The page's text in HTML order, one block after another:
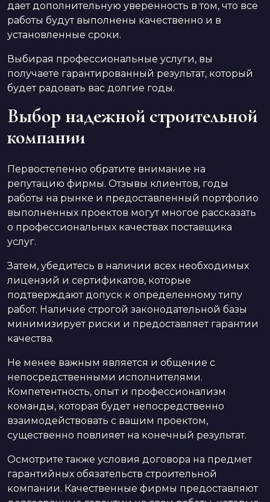
дает дополнительную уверенность в том, что все
работы будут выполнены качественно и в
установленные сроки.
Выбирая профессиональные услуги, вы
получаете гарантированный результат, который
будет радовать вас долгие годы.
Выбор надежной строительной
компании
Первостепенно обратите внимание на
репутацию фирмы. Отзывы клиентов, годы
работы на рынке и предоставленный портфолио
выполненных проектов могут многое рассказать
о профессиональных качествах поставщика
услуг.
Затем, убедитесь в наличии всех необходимых
лицензий и сертификатов, которые
подтверждают допуск к определенному типу
работ. Наличие строгой законодательной базы
минимизирует риски и предоставляет гарантии
качества.
Не менее важным является и общение с
непосредственными исполнителями.
Компетентность, опыт и профессионализм
команды, которая будет непосредственно
взаимодействовать с вашим проектом,
существенно повлияет на конечный результат.
Осмотрите также условия договора на предмет
гарантийных обязательств строительной
компании. Качественные фирмы предоставляют